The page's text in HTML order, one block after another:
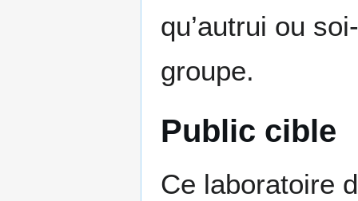
qu’autrui ou
groupe.
Public cible
Ce laboratoire